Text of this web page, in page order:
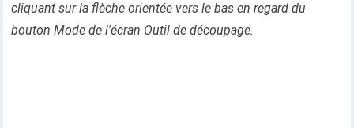
cliquant sur la flèche orientée vers le bas en regard du
bouton Mode de l'écran Outil de découpage.